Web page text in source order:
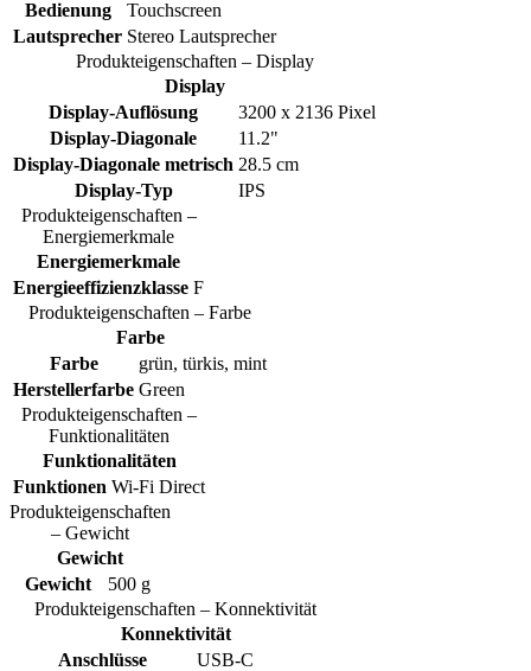
Bedienung
Touchscreen
Lautsprecher Stereo Lautsprecher
Produkteigenschaften – Display
Display
Display-Auflösung
3200 x 2136 Pixel
Display-Diagonale
11.2"
Display-Diagonale metrisch 28.5 cm
Display-Typ
IPS
Produkteigenschaften –
Energiemerkmale
Energiemerkmale
Energieeffizienzklasse F
Produkteigenschaften – Farbe
Farbe
Farbe
grün, türkis, mint
Herstellerfarbe Green
Produkteigenschaften –
Funktionalitäten
Funktionalitäten
Funktionen Wi-Fi Direct
Produkteigenschaften
– Gewicht
Gewicht
Gewicht
500 g
Produkteigenschaften – Konnektivität
Konnektivität
Anschlüsse
USB-C